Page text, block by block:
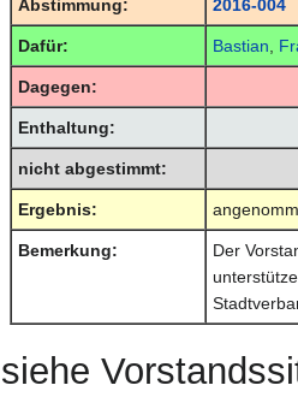
Abstimmung: 2016-004
Dafür: Bastian
Dagegen:
Enthaltung:
nicht abgestimmt:
Ergebnis:
Bemerkung:
Der
siehe